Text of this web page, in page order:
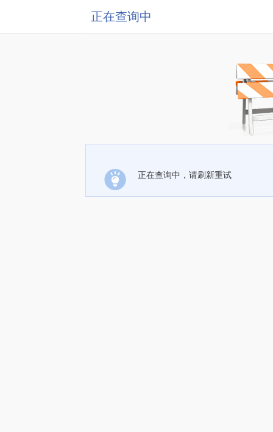
正在查询中
正在查询中，请刷新重试